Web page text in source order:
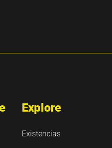
Explore
Existencias